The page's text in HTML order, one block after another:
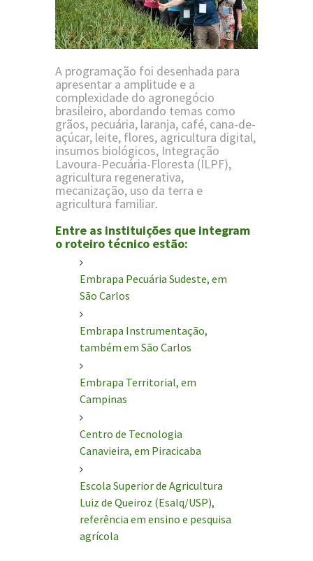
A programação foi desenhada para
apresentar a amplitude e a
complexidade do agronegócio
brasileiro, abordando temas como
grãos, pecuária, laranja, café, cana-de-
açúcar, leite, flores, agricultura digital,
insumos biológicos, Integração
Lavoura-Pecuária-Floresta (ILPF),
agricultura regenerativa,
mecanização, uso da terra e
agricultura familiar.
Entre as instituições que integram
o roteiro técnico estão:
Embrapa Pecuária Sudeste, em
São Carlos
Embrapa Instrumentação,
também em São Carlos
Embrapa Territorial, em
Campinas
Centro de Tecnologia
Canavieira, em Piracicaba
Escola Superior de Agricultura
Luiz de Queiroz (Esalq/USP),
referência em ensino e pesquisa
agrícola